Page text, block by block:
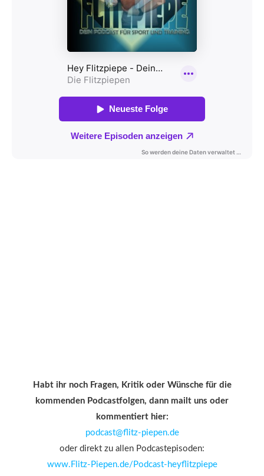
Habt ihr noch Fragen, Kritik oder Wünsche für die
kommenden Podcastfolgen, dann mailt uns oder
kommentiert hier:
podcast@flitz-piepen.de
oder direkt zu allen Podcastepisoden:
www.Flitz-Piepen.de/Podcast-heyflitzpiepe